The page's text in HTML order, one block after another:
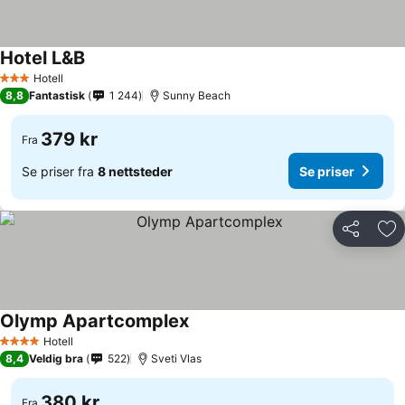
3 StjernerHotell
Hotel L&B
8,8 Fantastisk 1 244 Sunny Beach
Fra 379 kr
Se priser fra 8 nettsteder Se priser
Del
4 StjernerHotell
Olymp Apartcomplex
8,4 Veldig bra 522 Sveti Vlas
Fra